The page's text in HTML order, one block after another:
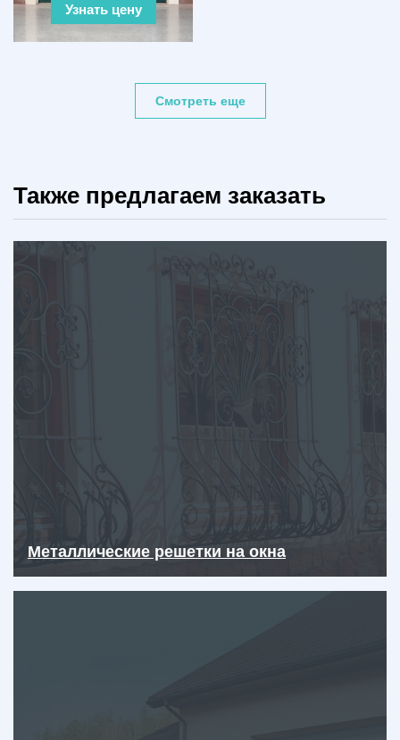
Узнать цену
Смотреть еще
Также предлагаем заказать
Металлические решетки на окна